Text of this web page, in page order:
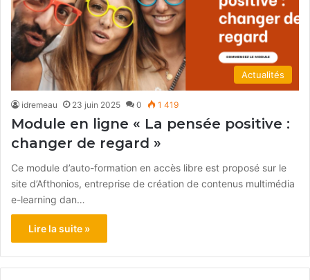
Actualités
idremeau 23 juin 2025 0 1 419
Module en ligne « La pensée positive :
changer de regard »
Ce module d’auto-formation en accès libre est proposé sur le
site d’Afthonios, entreprise de création de contenus multimédia
e-learning dan…
Lire la suite »